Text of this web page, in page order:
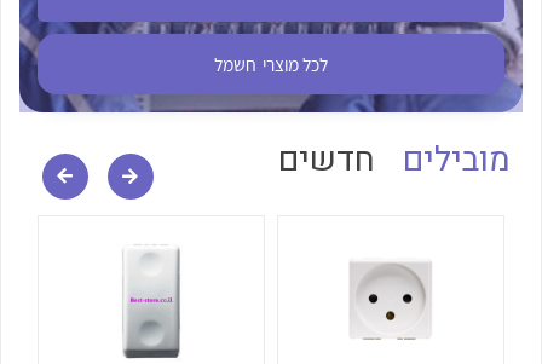
לכל מוצרי היצרן
לכל מוצרי חשמל
מובילים חדשים